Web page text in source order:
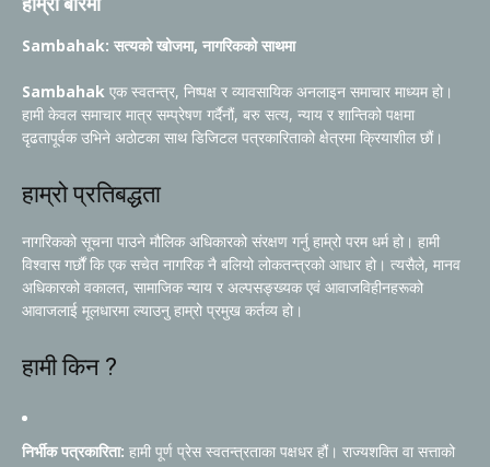
Sambahak: सत्यको खोजमा, नागरिकको साथमा
Sambahak एक स्वतन्त्र, निष्पक्ष र व्यावसायिक अनलाइन समाचार माध्यम हो।
हामी केवल समाचार मात्र सम्प्रेषण गर्दैनौं, बरु सत्य, न्याय र शान्तिको पक्षमा
दृढतापूर्वक उभिने अठोटका साथ डिजिटल पत्रकारिताको क्षेत्रमा क्रियाशील छौं।
हाम्रो प्रतिबद्धता
नागरिकको सूचना पाउने मौलिक अधिकारको संरक्षण गर्नु हाम्रो परम धर्म हो। हामी
विश्वास गर्छौं कि एक सचेत नागरिक नै बलियो लोकतन्त्रको आधार हो। त्यसैले, मानव
अधिकारको वकालत, सामाजिक न्याय र अल्पसङ्ख्यक एवं आवाजविहीनहरूको
आवाजलाई मूलधारमा ल्याउनु हाम्रो प्रमुख कर्तव्य हो।
हामी किन ?
निर्भीक पत्रकारिता: हामी पूर्ण प्रेस स्वतन्त्रताका पक्षधर हौं। राज्यशक्ति वा सत्ताको